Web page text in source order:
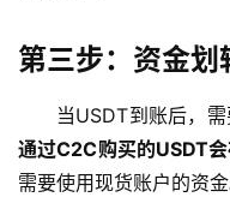
第三步：资金划
当USDT到账后，
通过C2C购买的USDT
需要使用现货账户的资金